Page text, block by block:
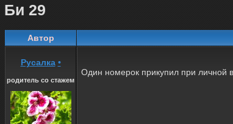
Би 29
Автор
Русалка •
родитель со стажем
Один номерок прикупил при личной